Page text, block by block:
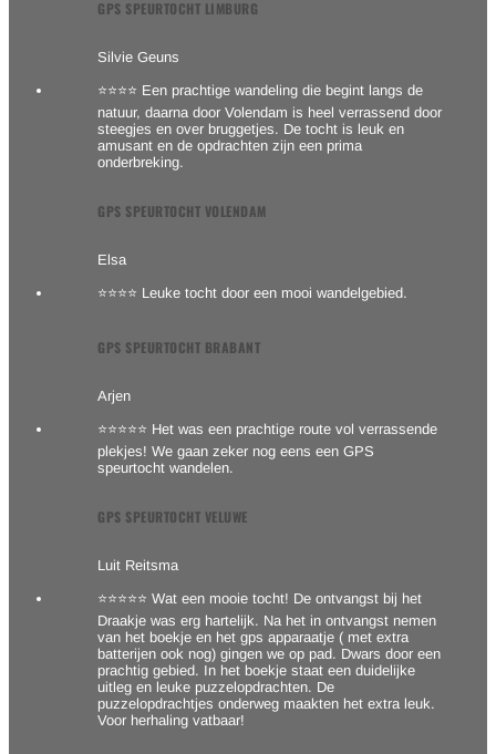
GPS SPEURTOCHT LIMBURG
Silvie Geuns
⭐⭐⭐⭐ Een prachtige wandeling die begint langs de
natuur, daarna door Volendam is heel verrassend door
steegjes en over bruggetjes. De tocht is leuk en
amusant en de opdrachten zijn een prima
onderbreking.
GPS SPEURTOCHT VOLENDAM
Elsa
⭐⭐⭐⭐ Leuke tocht door een mooi wandelgebied.
GPS SPEURTOCHT BRABANT
Arjen
⭐⭐⭐⭐⭐ Het was een prachtige route vol verrassende
plekjes! We gaan zeker nog eens een GPS
speurtocht wandelen.
GPS SPEURTOCHT VELUWE
Luit Reitsma
⭐⭐⭐⭐⭐ Wat een mooie tocht! De ontvangst bij het
Draakje was erg hartelijk. Na het in ontvangst nemen
van het boekje en het gps apparaatje ( met extra
batterijen ook nog) gingen we op pad. Dwars door een
prachtig gebied. In het boekje staat een duidelijke
uitleg en leuke puzzelopdrachten. De
puzzelopdrachtjes onderweg maakten het extra leuk.
Voor herhaling vatbaar!